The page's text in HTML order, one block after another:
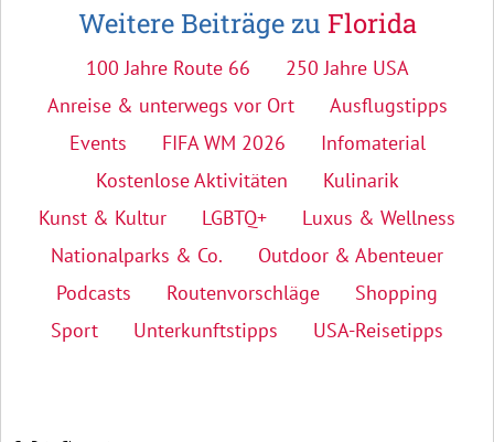
Weitere Beiträge zu Florida
100 Jahre Route 66
250 Jahre USA
Anreise & unterwegs vor Ort
Ausflugstipps
Events
FIFA WM 2026
Infomaterial
Kostenlose Aktivitäten
Kulinarik
Kunst & Kultur
LGBTQ+
Luxus & Wellness
Nationalparks & Co.
Outdoor & Abenteuer
Podcasts
Routenvorschläge
Shopping
Sport
Unterkunftstipps USA-Reisetipps